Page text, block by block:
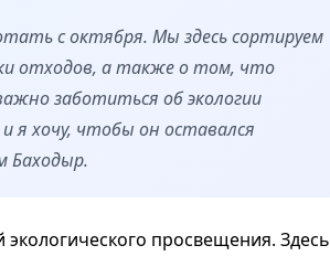
с октября. Мы здесь сортируем
отходов, а также о том, что
заботиться об экологии
я хочу, чтобы он оставался
Баходыр.
просвещения. Здесь